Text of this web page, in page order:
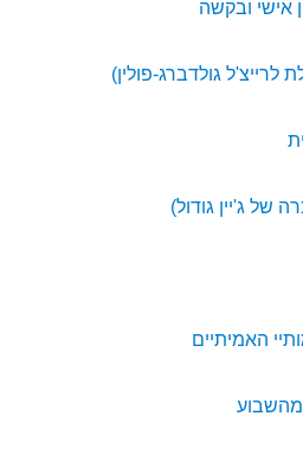
אישי ובקשה
לרייצ'ל גולדברג-פולין)
של ג'יין גודול)
האמיתיים